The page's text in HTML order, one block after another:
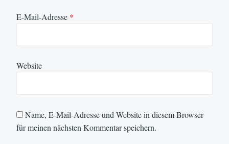
E-Mail-Adresse *
Website
Name, E-Mail-Adresse und Website in diesem Browser
für meinen nächsten Kommentar speichern.